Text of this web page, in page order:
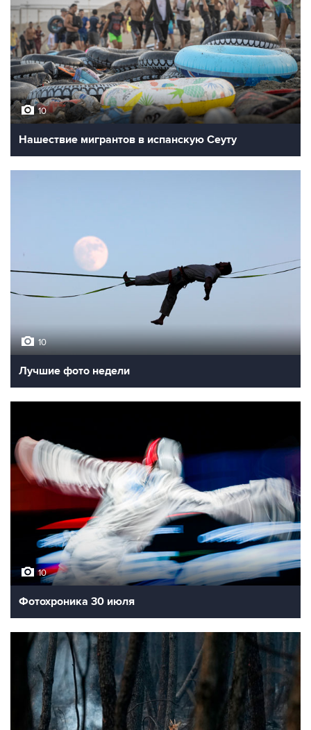
10
Нашествие мигрантов в испанскую Сеуту
10
Лучшие фото недели
10
Фотохроника 30 июля